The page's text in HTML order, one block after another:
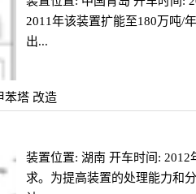
2011年该装置扩能至180万吨/
出...
苯塔 改造
装置位置: 湖南 开车时间:
求。为提高装置的处理能力和